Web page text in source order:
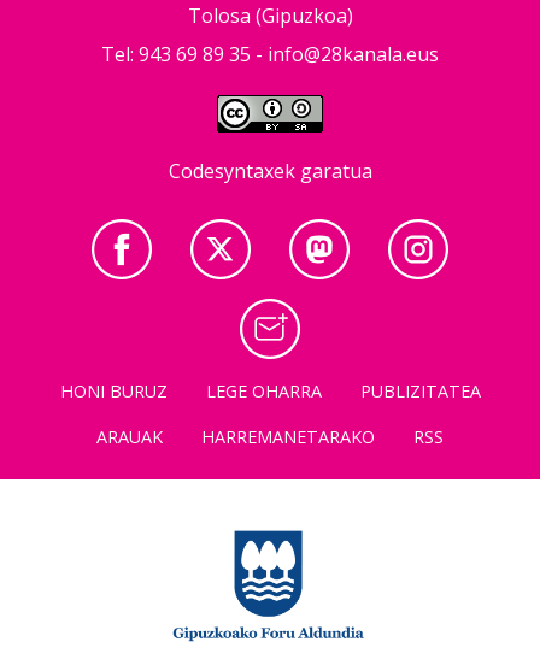
Tolosa (Gipuzkoa)
Tel: 943 69 89 35 - info@28kanala.eus
Codesyntaxek garatua
HONI BURUZ LEGE OHARRA
PUBLIZITATEA
ARAUAK
HARREMANETARAKO RSS